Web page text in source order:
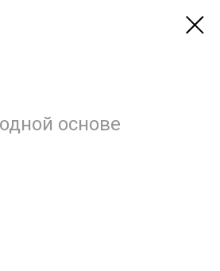
основе